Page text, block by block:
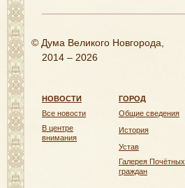
© Дума Великого Новгорода,
2014 – 2026
НОВОСТИ
Все новости
В центре
внимания
ГОРОД
Общие сведения
История
Устав
Галерея Почётных
граждан